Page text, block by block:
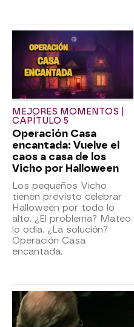
MEJORES MOMENTOS |
CAPÍTULO 5
Operación Casa
encantada: Vuelve el
caos a casa de los
Vicho por Halloween
Los pequeños Vicho
tienen previsto celebrar
Halloween por todo lo
alto. ¿El problema? Mateo
lo odia. ¿La solución?
Operación Casa
encantada.